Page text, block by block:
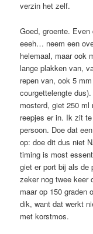
verzin het zelf.
Goed, groente.
eeeh… neem een
helemaal, maar ook
lange plakken van,
repen van, ook 5
courgettelengte
mosterd, giet 250 ml
reepjes er in. Ik zit
persoon. Doe dat
op: doe dit dus niet
timing is most
giet er port bij als de
zeker nog twee keer
maar op 150 graden
dik, want dat werkt
met korstmos.